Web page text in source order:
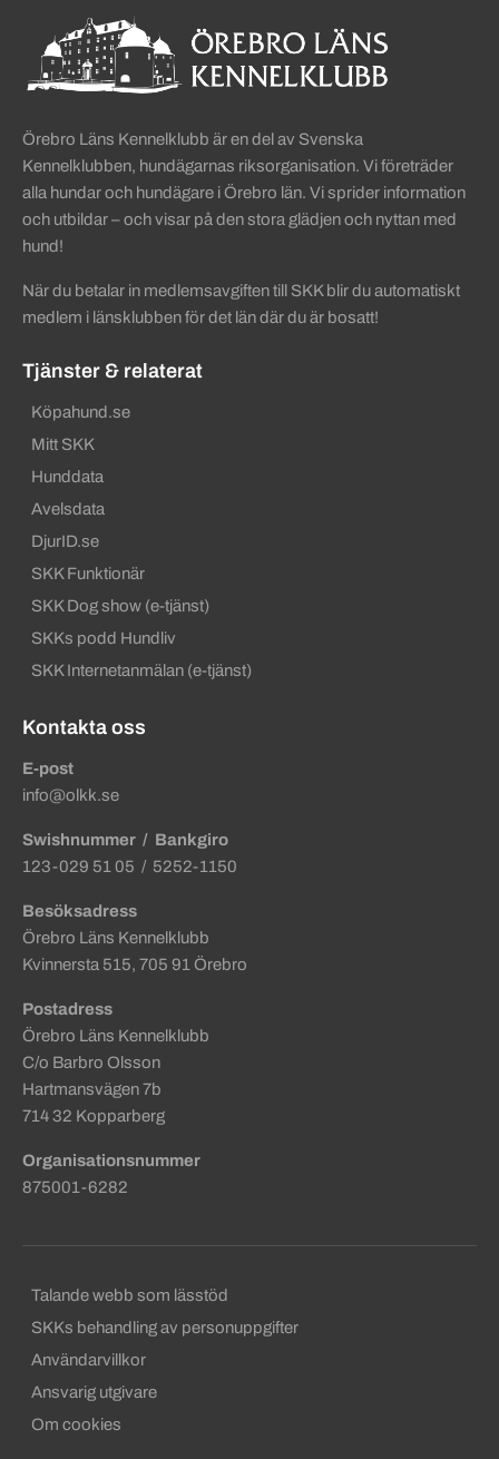
Sidinformation och
Köpa hund startsida
Örebro Läns Kennelklubb är en del av Svenska
Kennelklubben, hundägarnas riksorganisation. Vi företräder
alla hundar och hundägare i Örebro län. Vi sprider information
och utbildar – och visar på den stora glädjen och nyttan med
hund!
När du betalar in medlemsavgiften till SKK blir du automatiskt
medlem i länsklubben för det län där du är bosatt!
Tjänster & relaterat
Köpahund.se
Mitt SKK
Hunddata
Avelsdata
DjurID.se
SKK Funktionär
SKK Dog show (e-tjänst)
SKKs podd Hundliv
SKK Internetanmälan (e-tjänst)
Kontakta oss
E-post
info@olkk.se
Swishnummer / Bankgiro
123-029 51 05 / 5252-1150
Besöksadress
Örebro Läns Kennelklubb
Kvinnersta 515, 705 91 Örebro
Postadress
Örebro Läns Kennelklubb
C/o Barbro Olsson
Hartmansvägen 7b
714 32 Kopparberg
Organisationsnummer
875001-6282
Sekundära sidfotslänkar
Talande webb som lässtöd
SKKs behandling av personuppgifter
Användarvillkor
Ansvarig utgivare
Om cookies